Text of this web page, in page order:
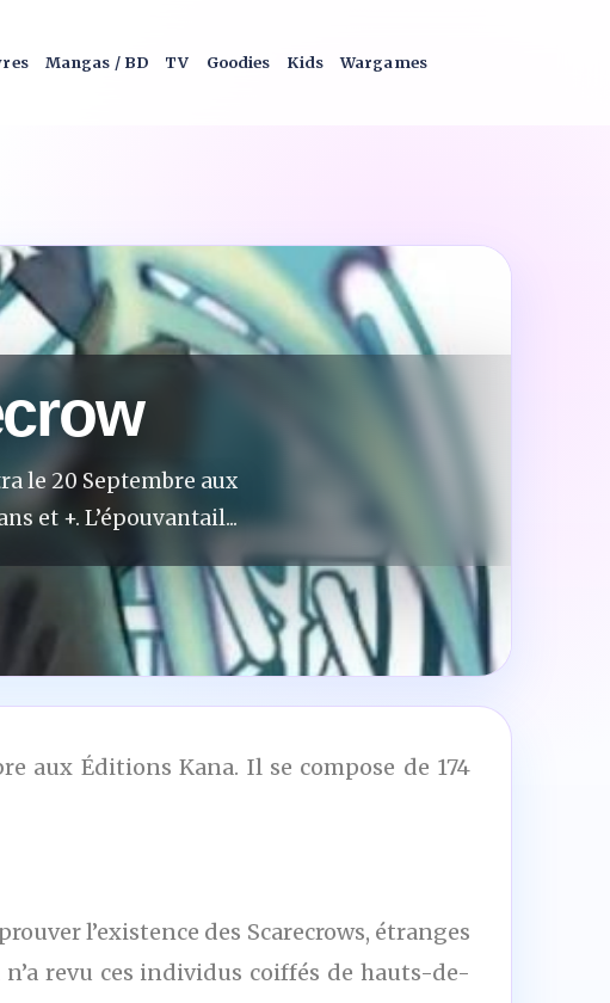
Mangas / BD TV Goodies Kids Wargames
le 20 Septembre aux
et +. L’épouvantail...
aux Éditions Kana. Il se compose de 174
l’existence des Scarecrows, étranges
revu ces individus coiffés de hauts-de-